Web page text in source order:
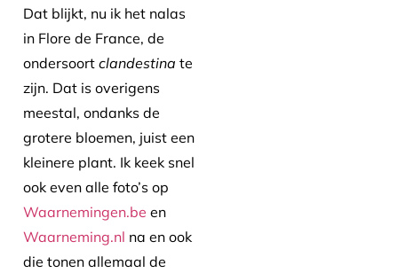
Dat blijkt, nu ik het nalas
in Flore de France, de
ondersoort clandestina te
zijn. Dat is overigens
meestal, ondanks de
grotere bloemen, juist een
kleinere plant. Ik keek snel
ook even alle foto’s op
Waarnemingen.be en
Waarneming.nl na en ook
die tonen allemaal de